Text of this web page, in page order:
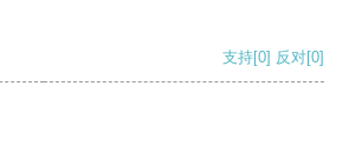
支持[0] 反对[0]